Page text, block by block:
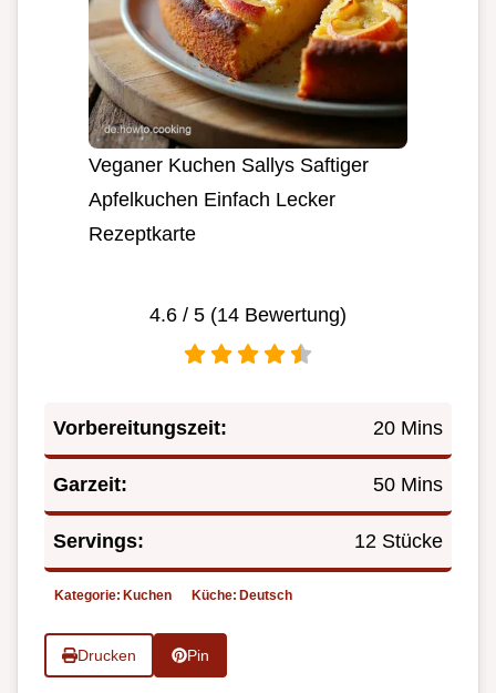
Veganer Kuchen Sallys Saftiger
Apfelkuchen Einfach Lecker
Rezeptkarte
4.6 / 5 (14 Bewertung)
Vorbereitungszeit: 20 Mins
Garzeit: 50 Mins
Servings: 12 Stücke
Kategorie: Kuchen Küche: Deutsch
Drucken Pin